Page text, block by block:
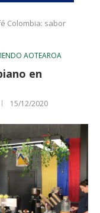
Colombia: sabor
AOTEAROA
en
15/12/2020